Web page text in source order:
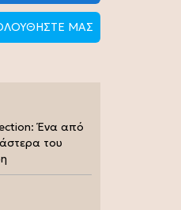
ΜΑΣ
Ένα από
του